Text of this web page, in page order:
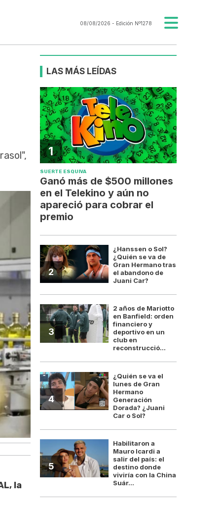
08/08/2026 - Edición Nº1278
la
LAS MÁS LEÍDAS
1
SUERTE ESQUIVA
Ganó más de $500 millones
en el Telekino y aún no
apareció para cobrar el
premio
2
¿Hanssen o Sol?
¿Quién se va de
Gran Hermano tras
el abandono de
Juani Car?
3
2 años de Mariotto
en Banfield: orden
financiero y
deportivo en un
club en
reconstrucció...
4
¿Quién se va el
lunes de Gran
Hermano
Generación
Dorada? ¿Juani
Car o Sol?
5
Habilitaron a
Mauro Icardi a
salir del país: el
destino donde
viviría con la China
Suár...